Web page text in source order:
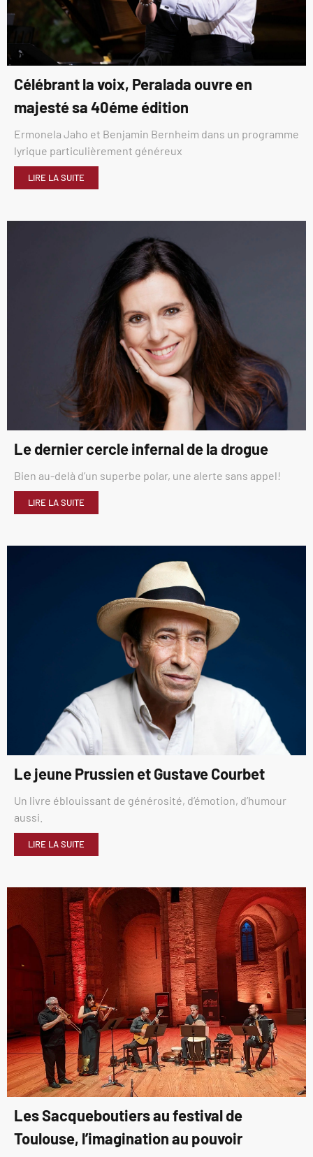
Célébrant la voix, Peralada ouvre en
majesté sa 40éme édition
Ermonela Jaho et Benjamin Bernheim dans un programme
lyrique particulièrement généreux
LIRE LA SUITE
Le dernier cercle infernal de la drogue
Bien au-delà d’un superbe polar, une alerte sans appel!
LIRE LA SUITE
Le jeune Prussien et Gustave Courbet
Un livre éblouissant de générosité, d’émotion, d’humour
aussi.
LIRE LA SUITE
Les Sacqueboutiers au festival de
Toulouse, l’imagination au pouvoir